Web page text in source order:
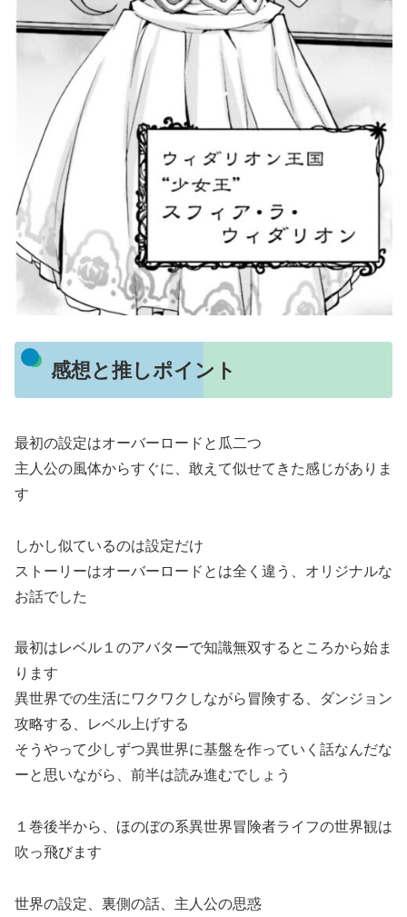
感想と推しポイント
最初の設定はオーバーロードと瓜二つ
主人公の風体からすぐに、敢えて似せてきた感じがありま
す
しかし似ているのは設定だけ
ストーリーはオーバーロードとは全く違う、オリジナルな
お話でした
最初はレベル１のアバターで知識無双するところから始ま
ります
異世界での生活にワクワクしながら冒険する、ダンジョン
攻略する、レベル上げする
そうやって少しずつ異世界に基盤を作っていく話なんだな
ーと思いながら、前半は読み進むでしょう
１巻後半から、ほのぼの系異世界冒険者ライフの世界観は
吹っ飛びます
世界の設定、裏側の話、主人公の思惑